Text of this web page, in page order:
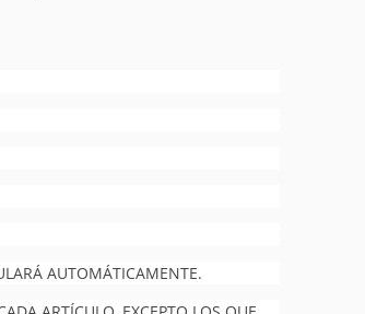
AUTOMÁTICAMENTE.